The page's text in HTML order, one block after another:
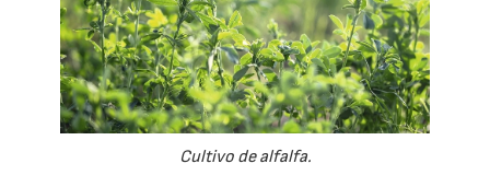
Cultivo de alfalfa.